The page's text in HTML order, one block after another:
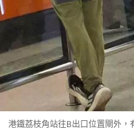
港鐵荔枝角站往B出口位置閘外，